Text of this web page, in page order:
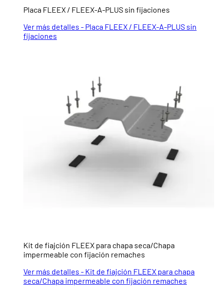
Placa FLEEX / FLEEX-A-PLUS sin fijaciones
Ver más detalles - Placa FLEEX / FLEEX-A-PLUS sin
fijaciones
Kit de fiajción FLEEX para chapa seca/Chapa
impermeable con fijación remaches
Ver más detalles - Kit de fiajción FLEEX para chapa
seca/Chapa impermeable con fijación remaches